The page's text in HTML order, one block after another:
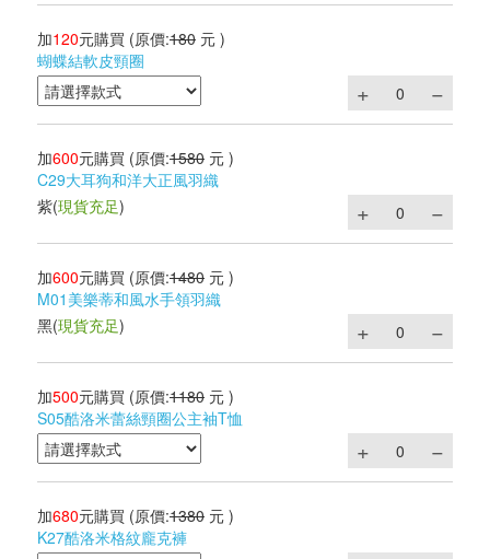
加120元購買 (原價:180 元 )
蝴蝶結軟皮頸圈
加600元購買 (原價:1580 元 )
C29大耳狗和洋大正風羽織
紫(現貨充足)
加600元購買 (原價:1480 元 )
M01美樂蒂和風水手領羽織
黑(現貨充足)
加500元購買 (原價:1180 元 )
S05酷洛米蕾絲頸圈公主袖T恤
加680元購買 (原價:1380 元 )
K27酷洛米格紋龐克褲